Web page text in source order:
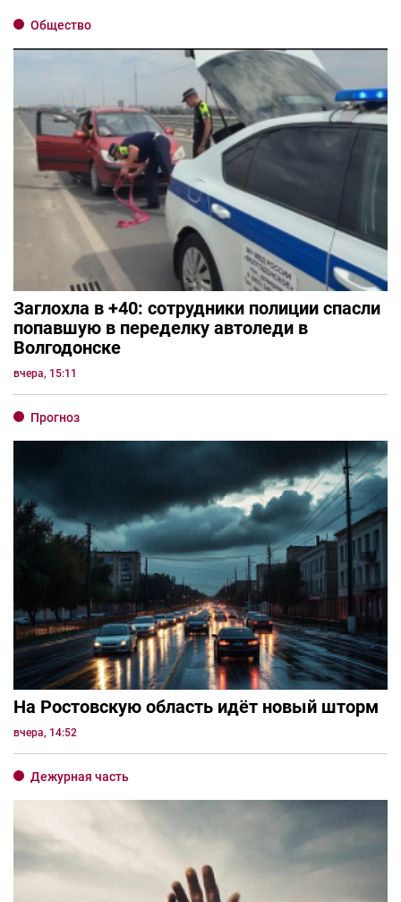
Общество
Заглохла в +40: сотрудники полиции спасли
попавшую в переделку автоледи в
Волгодонске
вчера, 15:11
Прогноз
На Ростовскую область идёт новый шторм
вчера, 14:52
Дежурная часть